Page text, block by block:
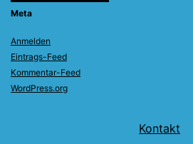
Meta
Anmelden
Eintrags-Feed
Kommentar-Feed
WordPress.org
Kontakt